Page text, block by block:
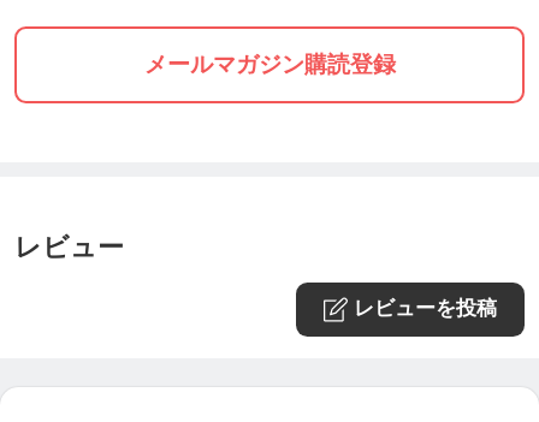
現在も体調に波はあるが普通の生活を取り戻せるま
でに...
私自身に起きた経験からの気づきと感謝と共に薬害
の恐ろしさについて啓蒙活動中〜
メールマガジン購読登録
レビュー
レビューを投稿